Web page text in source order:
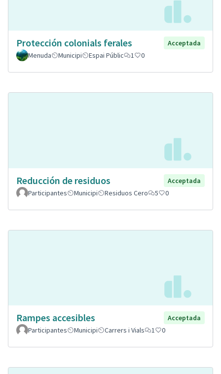
Protección colonials ferales
Acceptada
Menuda
Municipi Espai Públic 1 0
Reducción de residuos
Acceptada
Participantes
Municipi Residuos Cero 5 0
Rampes accesibles
Acceptada
Participantes
Municipi Carrers i Vials 1 0